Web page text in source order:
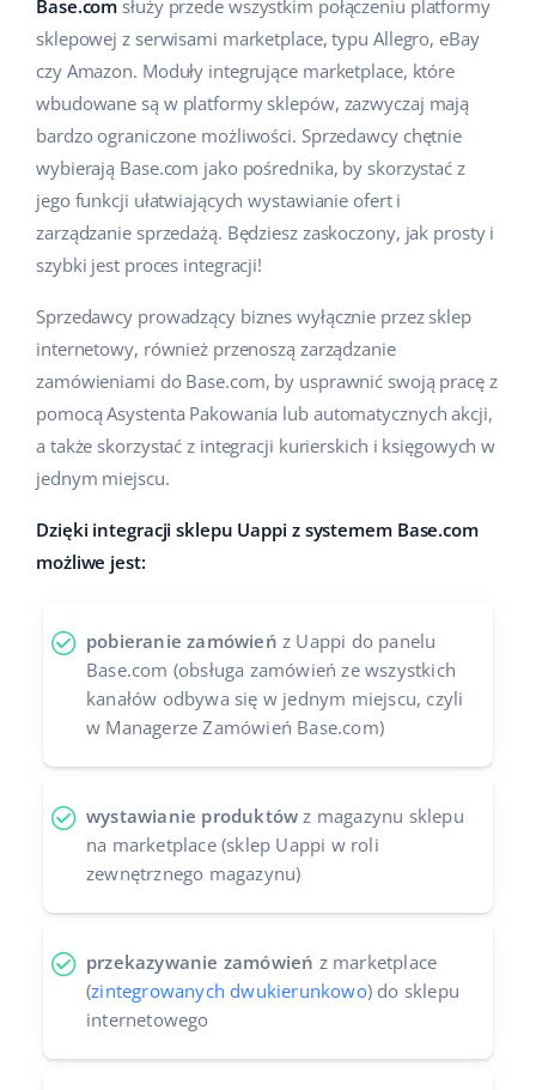
Sprzedaż na marketplace
Automatyzacja procesów
Zarządzanie wysyłką
Automatyzacja cen
AI dla e-commerce
Obsługa klienta
Ekosystem
Super Merchant
Responso
Base Analytics
Base Connect
Base Store
Base Courier
Dziecko
Elektronika
Motoryzacja
Supermarket
Moda
Pomoc
Akademia
Blog
Usługi
Wdrożenia systemu
Konsultacje i szkolenia
Audyt konta
Konfiguracja konta
Case Study
Katalog Partnerów Base
english (US)
english (GB)
english (IN)
čeština
deutsch
español (AR)
español (MX)
Italiano
polski
português (BR)
română
中文
Base.com służy przede wszystkim połączeniu platformy
sklepowej z serwisami marketplace, typu Allegro, eBay
czy Amazon. Moduły integrujące marketplace, które
wbudowane są w platformy sklepów, zazwyczaj mają
bardzo ograniczone możliwości. Sprzedawcy chętnie
wybierają Base.com jako pośrednika, by skorzystać z
jego funkcji ułatwiających wystawianie ofert i
zarządzanie sprzedażą. Będziesz zaskoczony, jak prosty i
szybki jest proces integracji!
Sprzedawcy prowadzący biznes wyłącznie przez sklep
internetowy, również przenoszą zarządzanie
zamówieniami do Base.com, by usprawnić swoją pracę z
pomocą Asystenta Pakowania lub automatycznych akcji,
a także skorzystać z integracji kurierskich i księgowych w
jednym miejscu.
Dzięki integracji sklepu Uappi z systemem Base.com
możliwe jest:
pobieranie zamówień z Uappi do panelu
Base.com (obsługa zamówień ze wszystkich
kanałów odbywa się w jednym miejscu, czyli
w Managerze Zamówień Base.com)
wystawianie produktów z magazynu sklepu
na marketplace (sklep Uappi w roli
zewnętrznego magazynu)
przekazywanie zamówień z marketplace
(zintegrowanych dwukierunkowo) do sklepu
internetowego